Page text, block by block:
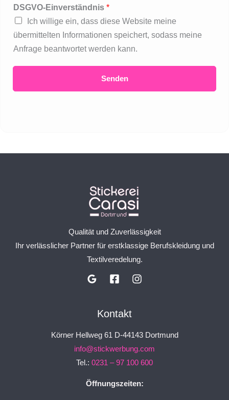
DSGVO-Einverständnis *
Ich willige ein, dass diese Website meine
übermittelten Informationen speichert, sodass meine
Anfrage beantwortet werden kann.
Senden
Qualität und Zuverlässigkeit
Ihr verlässlicher Partner für erstklassige Berufskleidung und
Textilveredelung.
Kontakt
Körner Hellweg 61 D-44143 Dortmund
info@stickwerbung.com
Tel.: 0231 – 97 100 600
Öffnungszeiten: